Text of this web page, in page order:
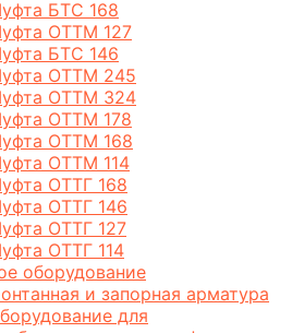
БТС 168
ОТТМ 127
БТС 146
ОТТМ 245
ОТТМ 324
ОТТМ 178
ОТТМ 168
ОТТМ 114
ОТТГ 168
ОТТГ 146
ОТТГ 127
ОТТГ 114
оборудование
и запорная арматура
для